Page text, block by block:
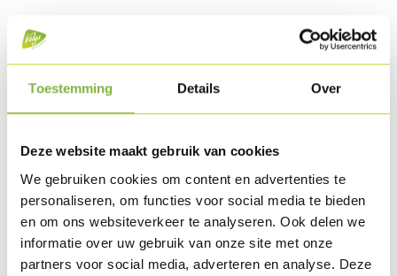
Toestemming Details Over
Deze website maakt gebruik van cookies
We gebruiken cookies om content en advertenties te
personaliseren, om functies voor social media te bieden
en om ons websiteverkeer te analyseren. Ook delen we
informatie over uw gebruik van onze site met onze
partners voor social media, adverteren en analyse. Deze
For the gastrique sauce
2 dl vinegar
1 lemongras
A few sprigs lemon verbena
A few sprigs lemon thyme
Preparation